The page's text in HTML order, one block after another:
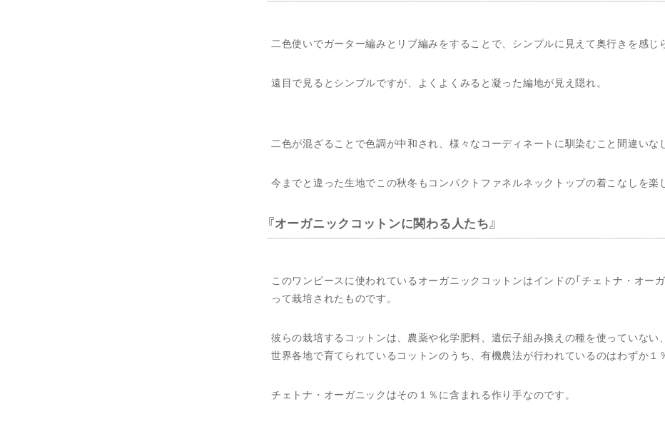
二色使いでガーター編みとリブ編みをすることで、シンプルに見えて奥行きを感じ
遠目で見るとシンプルですが、よくよくみると凝った編地が見え隠れ。
二色が混ざることで色調が中和され、様々なコーディネートに馴染むこと間違いな
今までと違った生地でこの秋冬もコンパクトファネルネックトップの着こなしを
オーガニックコットンに関わる人たち
このワンピースに使われているオーガニックコットンはインドの「チェトナ・オー
って栽培されたものです。
彼らの栽培するコットンは、農薬や化学肥料、遺伝子組み換えの種を使っていない
世界各地で育てられているコットンのうち、有機農法が行われているのはわずか１
チェトナ・オーガニックはその１％に含まれる作り手なのです。